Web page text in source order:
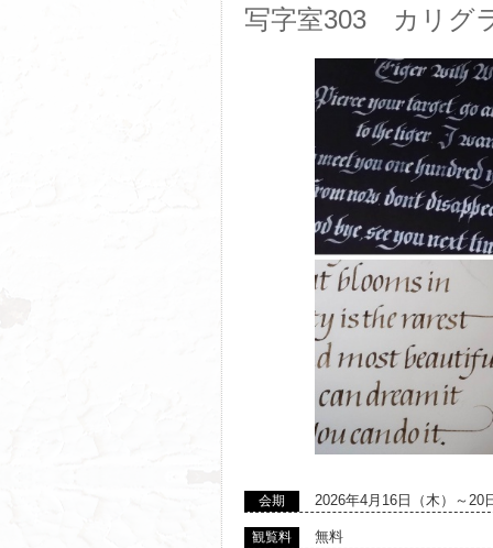
写字室303 カリグ
会期 2026年4月16日（木）～20
観覧料 無料